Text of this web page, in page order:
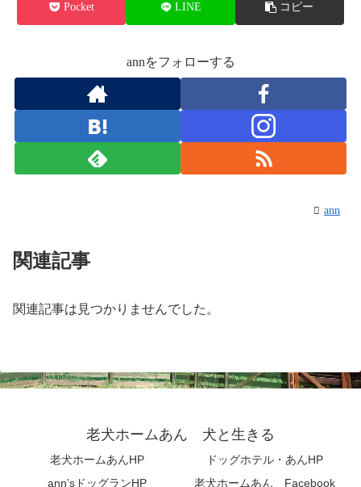
Pocket LINE コピー
annをフォローする
ann
関連記事
関連記事は見つかりませんでした。
老犬ホームあん 犬と生きる
老犬ホームあんHP
ドッグホテル・あんHP
ann’sドッグランHP
老犬ホームあん Facebook